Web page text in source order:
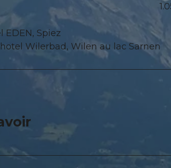
EDEN, Spiez
Wilerbad, Wilen au lac Sarnen